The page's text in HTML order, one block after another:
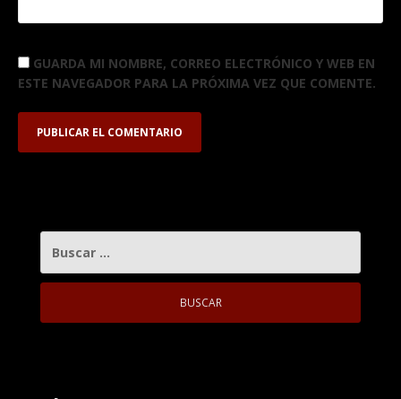
GUARDA MI NOMBRE, CORREO ELECTRÓNICO Y WEB EN
ESTE NAVEGADOR PARA LA PRÓXIMA VEZ QUE COMENTE.